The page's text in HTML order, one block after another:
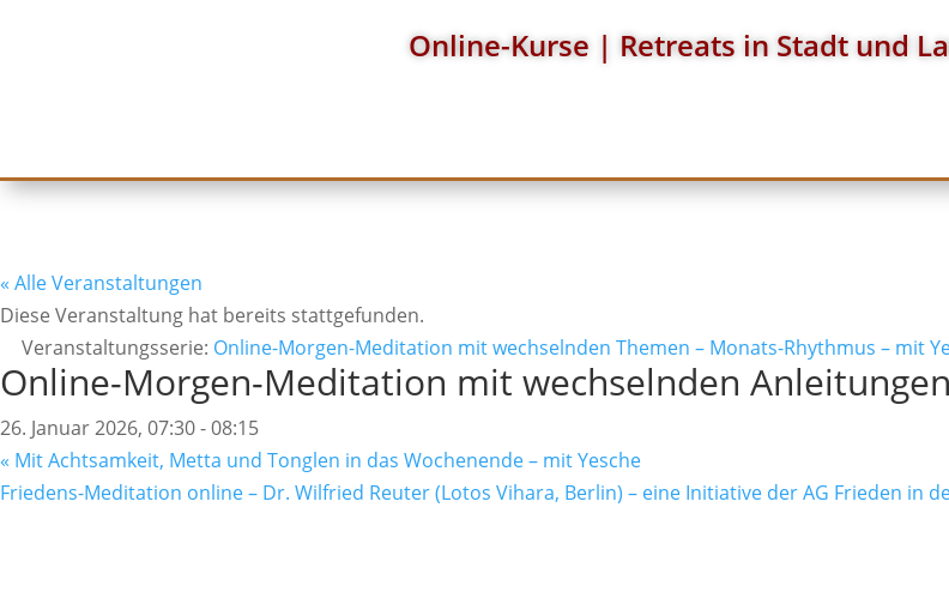
Online-Kurse | Retreats in Stadt und
« Alle Veranstaltungen
Diese Veranstaltung hat bereits stattgefunden.
Veranstaltungsserie: Online-Morgen-Meditation mit wechselnden Themen – Monats-Rhythmus – mit
Online-Morgen-Meditation mit wechselnden
26. Januar 2026, 07:30-08:15
« Mit Achtsamkeit, Metta und Tonglen in das Wochenende – mit Yesche
Friedens-Meditation online – Dr. Wilfried Reuter (Lotos Vihara, Berlin) – eine Initiative der AG Frieden in